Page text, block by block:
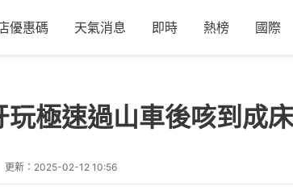
優惠碼 天氣消息 即時 熱榜 國際
玩極速過山車後咳到成
更新： 2025-02-12 10:56